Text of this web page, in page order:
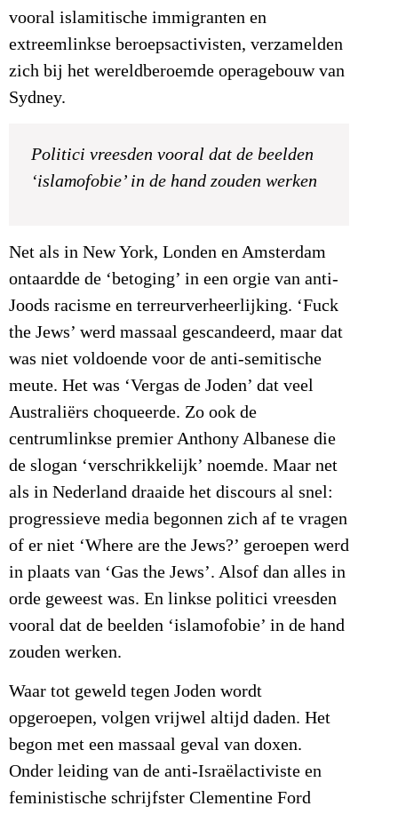
vooral islamitische immigranten en
extreemlinkse beroepsactivisten, verzamelden
zich bij het wereldberoemde operagebouw van
Sydney.
Politici vreesden vooral dat de beelden
‘islamofobie’ in de hand zouden werken
Net als in New York, Londen en Amsterdam
ontaardde de ‘betoging’ in een orgie van anti-
Joods racisme en terreurverheerlijking. ‘Fuck
the Jews’ werd massaal gescandeerd, maar dat
was niet voldoende voor de anti-semitische
meute. Het was ‘Vergas de Joden’ dat veel
Australiërs choqueerde. Zo ook de
centrumlinkse premier Anthony Albanese die
de slogan ‘verschrikkelijk’ noemde. Maar net
als in Nederland draaide het discours al snel:
progressieve media begonnen zich af te vragen
of er niet ‘Where are the Jews?’ geroepen werd
in plaats van ‘Gas the Jews’. Alsof dan alles in
orde geweest was. En linkse politici vreesden
vooral dat de beelden ‘islamofobie’ in de hand
zouden werken.
Waar tot geweld tegen Joden wordt
opgeroepen, volgen vrijwel altijd daden. Het
begon met een massaal geval van doxen.
Onder leiding van de anti-Israëlactiviste en
feministische schrijfster Clementine Ford